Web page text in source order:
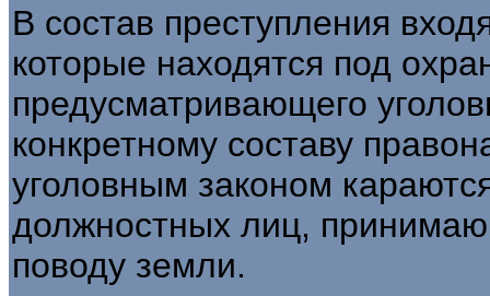
В состав преступления
кото­рые находятся под
предусматривающего
конкретному составу
уголовным законом
должност­ных лиц,
поводу земли.